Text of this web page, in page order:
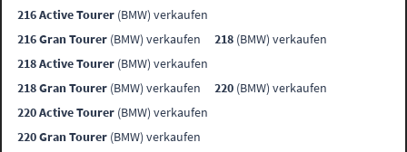
216 Active Tourer (BMW) verkaufen
216 Gran Tourer (BMW) verkaufen 218 (BMW) verkaufen
218 Active Tourer (BMW) verkaufen
218 Gran Tourer (BMW) verkaufen 220 (BMW) verkaufen
220 Active Tourer (BMW) verkaufen
220 Gran Tourer (BMW) verkaufen